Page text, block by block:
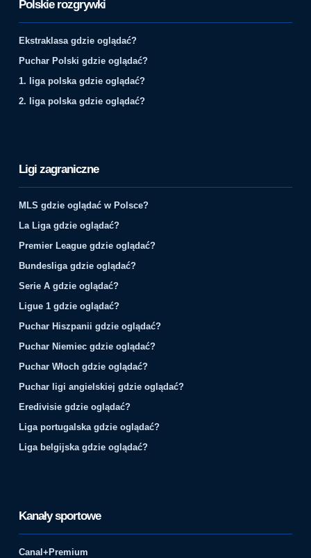
Polskie rozgrywki
Ekstraklasa gdzie oglądać?
Puchar Polski gdzie oglądać?
1. liga polska gdzie oglądać?
2. liga polska gdzie oglądać?
Ligi zagraniczne
MLS gdzie oglądać w Polsce?
La Liga gdzie oglądać?
Premier League gdzie oglądać?
Bundesliga gdzie oglądać?
Serie A gdzie oglądać?
Ligue 1 gdzie oglądać?
Puchar Hiszpanii gdzie oglądać?
Puchar Niemiec gdzie oglądać?
Puchar Włoch gdzie oglądać?
Puchar ligi angielskiej gdzie oglądać?
Eredivisie gdzie oglądać?
Liga portugalska gdzie oglądać?
Liga belgijska gdzie oglądać?
Kanały sportowe
Canal+Premium